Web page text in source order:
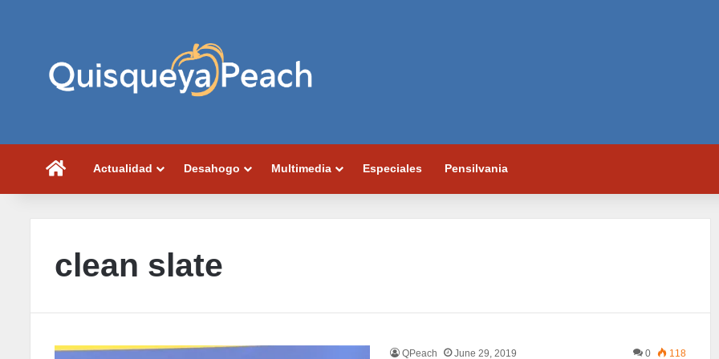
PortadaActualidad Desahogo Multimedia Especiales Pensilvania
clean slate
QPeach June 29, 2019 0 118